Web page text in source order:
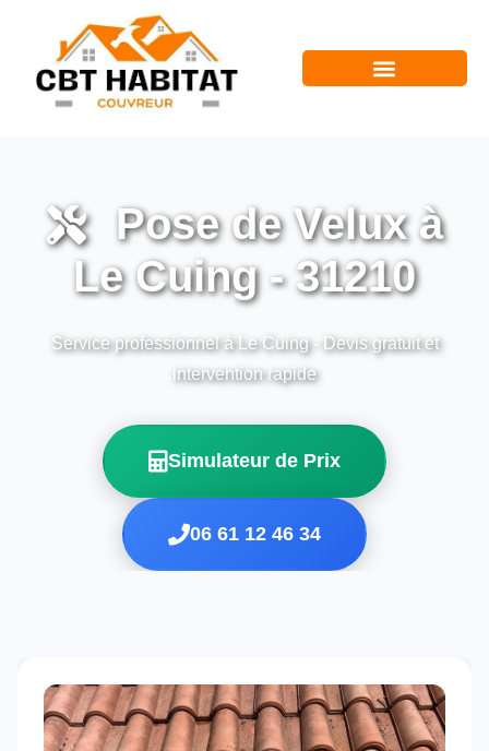
Pose de Velux à
Le Cuing - 31210
Service professionnel à Le Cuing - Devis gratuit et
intervention rapide
Simulateur de Prix
06 61 12 46 34